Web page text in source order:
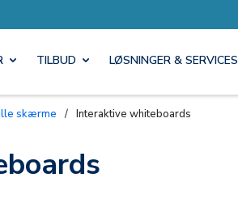
TILBUD LØSNINGER & SERVICES
skærme / Interaktive whiteboards